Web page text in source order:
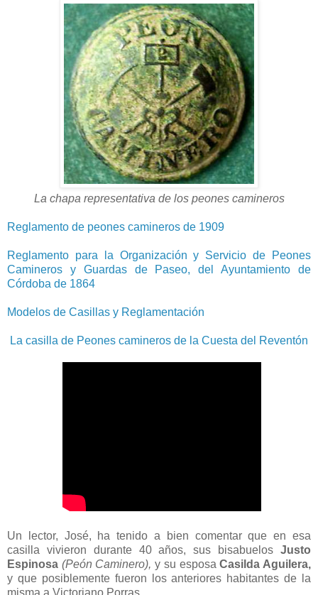
La chapa representativa de los peones camineros
Reglamento de peones camineros de 1909
Reglamento para la Organización y Servicio de Peones
Camineros y Guardas de Paseo, del Ayuntamiento de
Córdoba de 1864
Modelos de Casillas y Reglamentación
La casilla de Peones camineros de la Cuesta del Reventón
Un lector, José, ha tenido a bien comentar que en esa
casilla vivieron durante 40 años, sus bisabuelos Justo
Espinosa (Peón Caminero), y su esposaCasilda Aguilera,
y que posiblemente fueron los anteriores habitantes de la
misma a Victoriano Porras.